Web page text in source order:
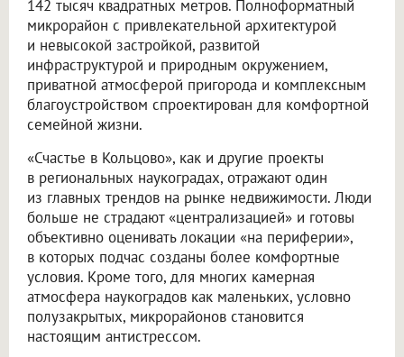
142 тысяч квадратных метров. Полноформатный
микрорайон с привлекательной архитектурой
и невысокой застройкой, развитой
инфраструктурой и природным окружением,
приватной атмосферой пригорода и комплексным
благоустройством спроектирован для комфортной
семейной жизни.
«Счастье в Кольцово», как и другие проекты
в региональных наукоградах, отражают один
из главных трендов на рынке недвижимости. Люди
больше не страдают «централизацией» и готовы
объективно оценивать локации «на периферии»,
в которых подчас созданы более комфортные
условия. Кроме того, для многих камерная
атмосфера наукоградов как маленьких, условно
полузакрытых, микрорайонов становится
настоящим антистрессом.